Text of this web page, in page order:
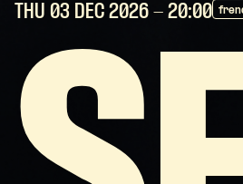
THU 03 DEC 2026 - 20:00